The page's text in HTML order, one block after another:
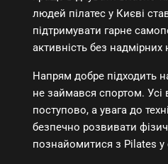
людей пілатес у Києві
підтримувати гарне
активність без
Напрям добре підходить
не займався спортом.
поступово, а увага до
безпечно розвивати
познайомитися з Pilates у